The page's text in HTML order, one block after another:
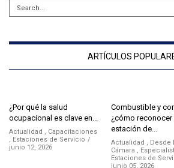
ARTÍCULOS
¿Por qué la salud
ocupacional es clave en...
Actualidad , Capacitaciones
, Estaciones de Servicio
junio 12, 2026
Combustible y
¿cómo reconocer
estación de...
Actualidad , Desde
Cámara ,
Estaciones de
junio 05, 2026